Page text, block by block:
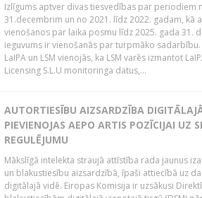
Izlīgums aptver divas tiesvedības par periodiem
31.decembrim un no 2021. līdz 2022. gadam, kā
vienošanos par laika posmu līdz 2025. gada 31.
ieguvums ir vienošanās par turpmāko
LaIPA un LSM vienojās, ka LSM varēs izmantot
Licensing S.L.U monitoringa datus,...
AUTORTIESĪBU AIZSARDZĪBA
PIEVIENOJAS AEPO ARTIS POZĪCIJAI UZ
REGULĒJUMU
Mākslīgā intelekta straujā attīstība rada jaunus
un blakustiesību aizsardzībā, īpaši attiecībā uz
digitālajā vidē. Eiropas Komisija ir uzsākusi